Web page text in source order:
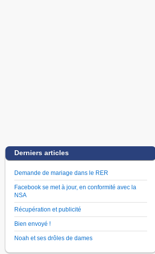
Derniers articles
Demande de mariage dans le RER
Facebook se met à jour, en conformité avec la
NSA
Récupération et publicité
Bien envoyé !
Noah et ses drôles de dames